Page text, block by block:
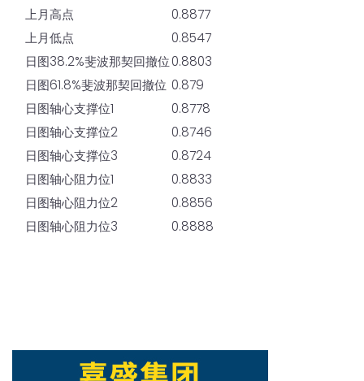
上月高点
0.8877
上月低点
0.8547
日图38.2%斐波那契回撤位0.8803
日图61.8%斐波那契回撤位 0.879
日图轴心支撑位1
0.8778
日图轴心支撑位2
0.8746
日图轴心支撑位3
0.8724
日图轴心阻力位1
0.8833
日图轴心阻力位2
0.8856
日图轴心阻力位3
0.8888